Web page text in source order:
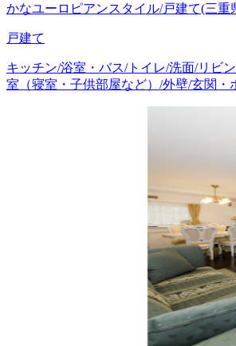
かなユーロピアンスタイル/戸建て(三重
戸建て
キッチン/浴室・バス/トイレ/洗面/リビ
室（寝室・子供部屋など）/外壁/玄関・